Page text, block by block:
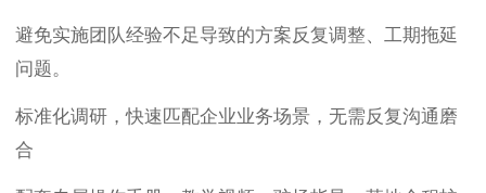
避免实施团队经验不足导致的方案反复调整、工期拖延
问题。
标准化调研，快速匹配企业业务场景，无需反复沟通磨
合